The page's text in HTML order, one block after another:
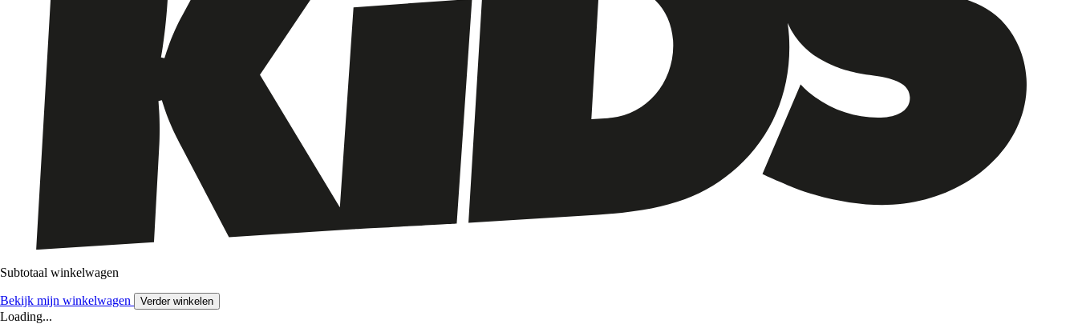
Subtotaal winkelwagen
Bekijk mijn winkelwagen Verder winkelen
Loading...